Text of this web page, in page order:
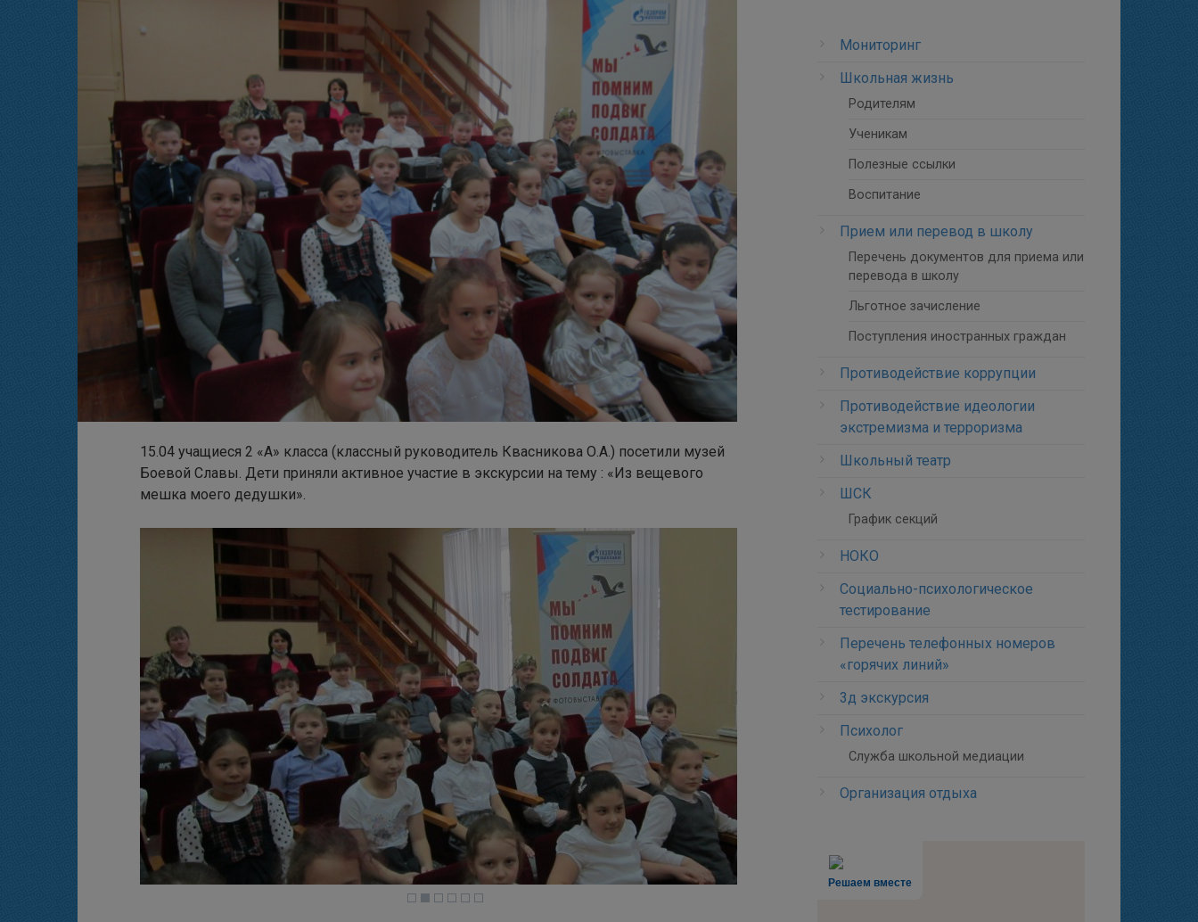
15.04 учащиеся 2 «А» класса (классный руководитель Квасникова О.А.) посетили музей
Боевой Славы. Дети приняли активное участие в экскурсии на тему : «Из вещевого
мешка моего дедушки».
Мониторинг
Школьная жизнь
Родителям
Ученикам
Полезные ссылки
Воспитание
Прием или перевод в школу
Перечень документов для приема или
перевода в школу
Льготное зачисление
Поступления иностранных граждан
Противодействие коррупции
Противодействие идеологии
экстремизма и терроризма
Школьный театр
ШСК
График секций
НОКО
Социально-психологическое
тестирование
Перечень телефонных номеров
«горячих линий»
3д экскурсия
Психолог
Служба школьной медиации
Организация отдыха
Решаем вместе